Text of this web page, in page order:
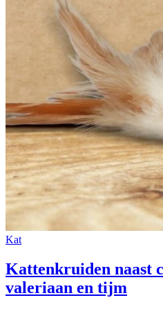
Kat
Kattenkruiden naast
valeriaan en tijm